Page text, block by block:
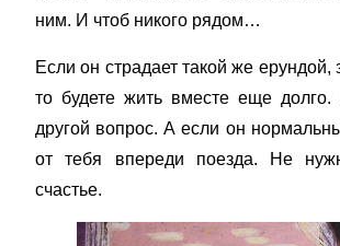
ним. И чтоб никого рядом…
Если он страдает такой же ерундой,
то будете жить вместе еще
другой вопрос. А если он
от тебя впереди поезда. Не
счастье.